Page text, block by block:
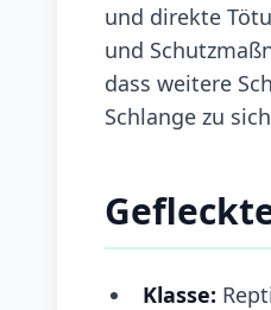
und direkte
und
dass weitere
Schlange zu
Klasse: